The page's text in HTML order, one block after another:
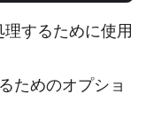
するために使用
ためのオプショ